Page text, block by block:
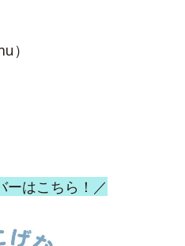
）
ーはこちら！／